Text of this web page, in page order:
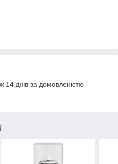
14 днів за домовленістю